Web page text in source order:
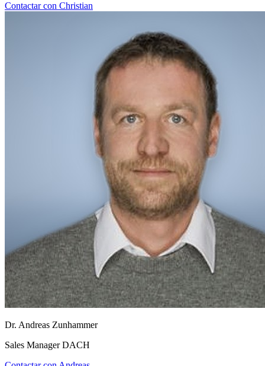
Contactar con Christian
Dr. Andreas Zunhammer
Sales Manager DACH